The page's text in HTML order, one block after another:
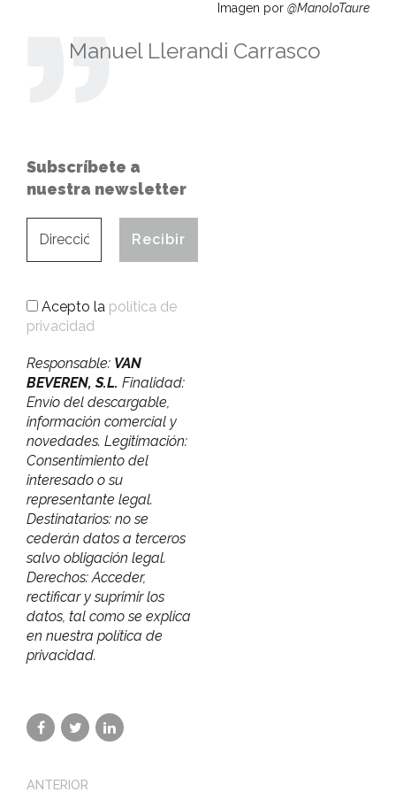
Imagen por @ManoloTaure
Manuel Llerandi Carrasco
Subscríbete a
nuestra newsletter
Acepto la política de
privacidad
Responsable: VAN
BEVEREN, S.L. Finalidad:
Envío del descargable,
información comercial y
novedades. Legitimación:
Consentimiento del
interesado o su
representante legal.
Destinatarios: no se
cederán datos a terceros
salvo obligación legal.
Derechos: Acceder,
rectificar y suprimir los
datos, tal como se explica
en nuestra política de
privacidad.
ANTERIOR